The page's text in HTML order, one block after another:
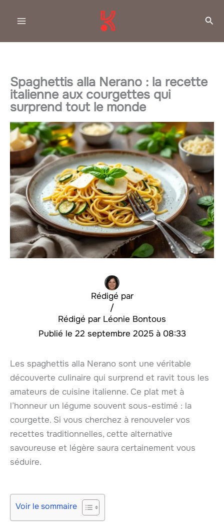
Spaghettis alla Nerano : la recette
italienne aux courgettes qui
surprend tout le monde
Rédigé par
Léonie Bontous
/
22 septembre 2025 à 08:33
Les spaghettis alla Nerano sont une véritable
découverte culinaire qui surprend et ravit tous les
amateurs de cuisine italienne. Ce plat met à
l’honneur un légume souvent sous-estimé : la
courgette. Si vous cherchez à renouveler vos
recettes traditionnelles, cette alternative
savoureuse et légère saura certainement vous
séduire.
Voir le sommaire